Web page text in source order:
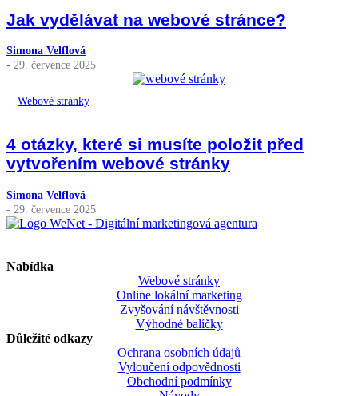
Jak vydělávat na webové stránce?
Simona Velflová
- 29. července 2025
Webové stránky
4 otázky, které si musíte položit před
vytvořením webové stránky
Simona Velflová
- 29. července 2025
Nabídka
Webové stránky
Online lokální marketing
Zvyšování návštěvnosti
Výhodné balíčky
Důležité odkazy
Ochrana osobních údajů
Vyloučení odpovědnosti
Obchodní podmínky